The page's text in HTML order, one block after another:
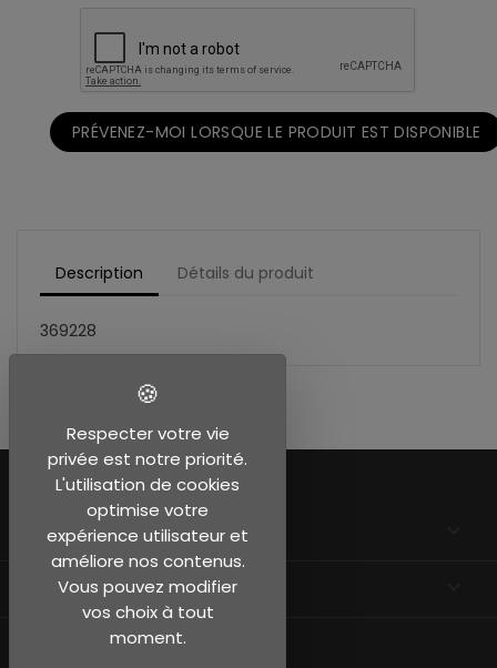
PRÉVENEZ-MOI LORSQUE LE PRODUIT EST DISPONIBLE
Description Détails du produit
369228
EN SAVOIR PLUS
INFORMATIONS
NOS HORAIRES
Respecter votre vie
privée est notre priorité.
L'utilisation de cookies
optimise votre
expérience utilisateur et
améliore nos contenus.
Vous pouvez modifier
vos choix à tout
moment.